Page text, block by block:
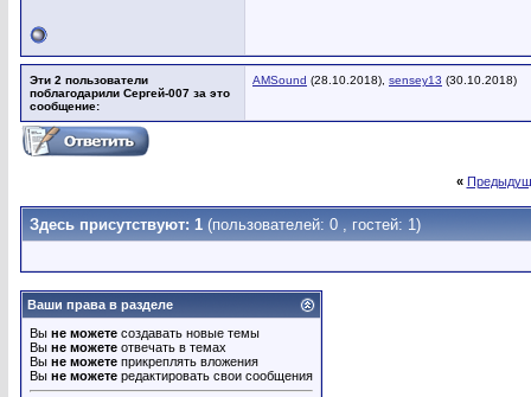
Эти 2 пользователи
поблагодарили Сергей-007 за это
сообщение:
AMSound (28.10.2018), sensey13 (30.10.2018)
«
Здесь присутствуют: 1 (пользователей: 0 , гостей: 1)
Ваши права в разделе
Вы не можете создавать новые темы
Вы не можете отвечать в темах
Вы не можете прикреплять вложения
Вы не можете редактировать свои сообщения